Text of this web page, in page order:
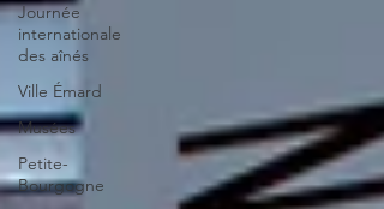
Journée
internationale
des aînés
Ville Émard
Musées
Petite-
Bourgogne